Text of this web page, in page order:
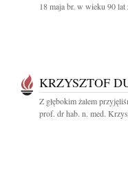
18 maja br. w wieku 90 lat
KRZYSZTOF
Z głębokim żalem
prof. dr hab. n. med.